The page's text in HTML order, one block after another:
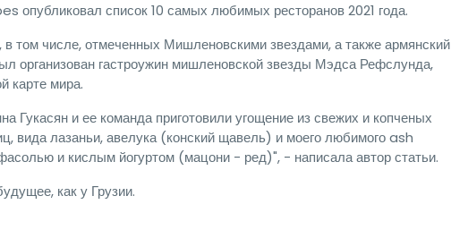
опубликовал список 10 самых любимых ресторанов 2021 года.
в том числе, отмеченных Мишленовскими звездами, а также армянский
организован гастроужин мишленовской звезды Мэдса Рефслунда,
карте мира.
Гукасян и ее команда приготовили угощение из свежих и копченых
вида лазаньи, авелука (конский щавель) и моего любимого ash
и кислым йогуртом (мацони - ред)", - написала автор статьи.
как у Грузии.